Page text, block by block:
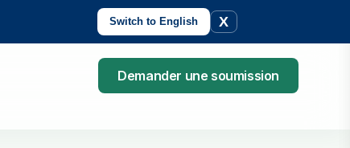
Demander une soumission
Switch to English X